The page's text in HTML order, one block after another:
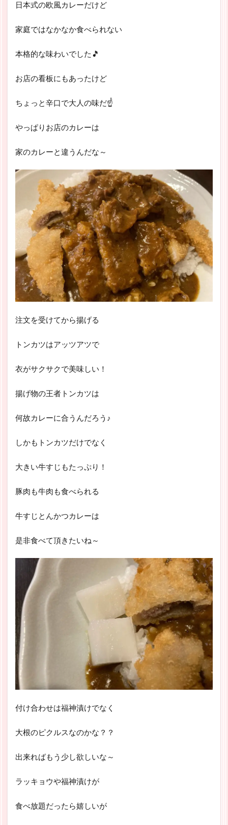
日本式の欧風カレーだけど
家庭ではなかなか食べられない
本格的な味わいでした🎵
お店の看板にもあったけど
ちょっと辛口で大人の味だ☝
やっぱりお店のカレーは
家のカレーと違うんだな～
注文を受けてから揚げる
トンカツはアッツアツで
衣がサクサクで美味しい！
揚げ物の王者トンカツは
何故カレーに合うんだろう♪
しかもトンカツだけでなく
大きい牛すじもたっぷり！
豚肉も牛肉も食べられる
牛すじとんかつカレーは
是非食べて頂きたいね～
付け合わせは福神漬けでなく
大根のピクルスなのかな？？
出来ればもう少し欲しいな～
ラッキョウや福神漬けが
食べ放題だったら嬉しいが